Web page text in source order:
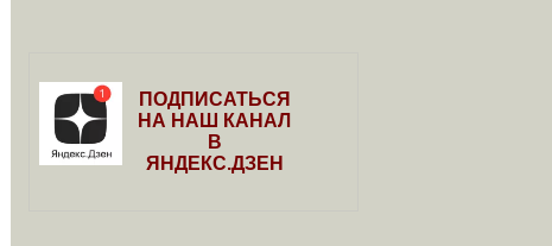
ПОДПИСАТЬСЯ
НА НАШ КАНАЛ
В
ЯНДЕКС.ДЗЕН